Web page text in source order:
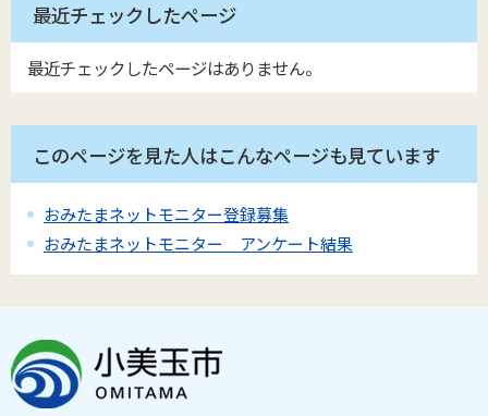
最近チェックしたページ
最近チェックしたページはありません。
このページを見た人はこんなページも見ています
おみたまネットモニター登録募集
おみたまネットモニター アンケート結果